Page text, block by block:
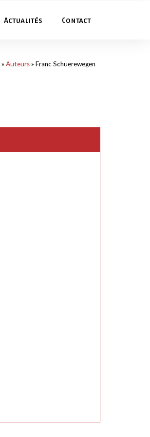
Actualités Contact
» Auteurs» Franc Schuerewegen